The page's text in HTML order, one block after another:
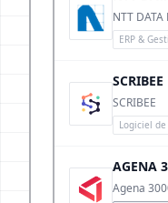
NTT
ERP &
SCRIBEE
SCRIBEE
Logiciel
AGENA
Agena